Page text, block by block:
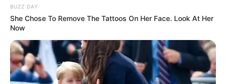
BUZZ DAY
She Chose To Remove The Tattoos On Her Face. Look At Her
Now